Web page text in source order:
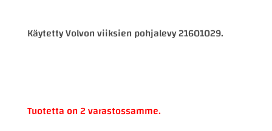
Käytetty Volvon viiksien pohjalevy 21601029.
Tuotetta on 2 varastossamme.